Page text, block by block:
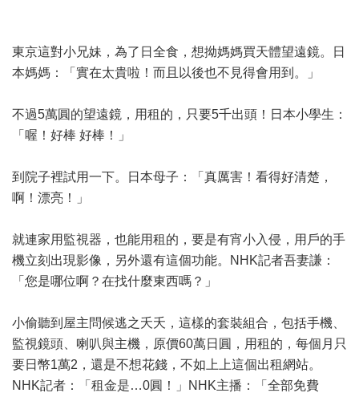
東京這對小兄妹，為了日全食，想拗媽媽買天體望遠鏡。日
本媽媽：「實在太貴啦！而且以後也不見得會用到。」
不過5萬圓的望遠鏡，用租的，只要5千出頭！日本小學生：
「喔！好棒 好棒！」
到院子裡試用一下。日本母子：「真厲害！看得好清楚，
啊！漂亮！」
就連家用監視器，也能用租的，要是有宵小入侵，用戶的手
機立刻出現影像，另外還有這個功能。NHK記者吾妻謙：
「您是哪位啊？在找什麼東西嗎？」
小偷聽到屋主問候逃之夭夭，這樣的套裝組合，包括手機、
監視鏡頭、喇叭與主機，原價60萬日圓，用租的，每個月只
要日幣1萬2，還是不想花錢，不如上上這個出租網站。
NHK記者：「租金是…0圓！」NHK主播：「全部免費